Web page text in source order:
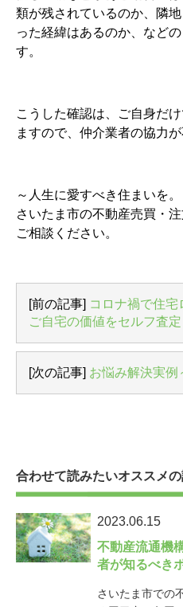
類が残されているのか、隣
った経緯はあるのか、など
す。
こうした確認は、ご自身だ
ますので、仲介業者の協力が
～人生に愛すべき住まいを。
さいたま市の不動産売買・
ご相談ください。
[前の記事] コロナ禍で住宅
ご自宅の価値をセルフ査定
[次の記事] お悩み解決実例
合わせて読みたいオススメ
2023.06.15
不動産流通機
者が知るべき
さいたま市での